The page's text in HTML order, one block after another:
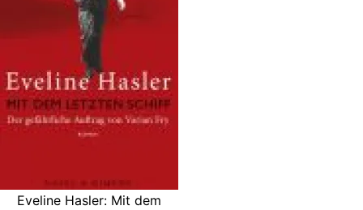
Eveline Hasler: Mit dem